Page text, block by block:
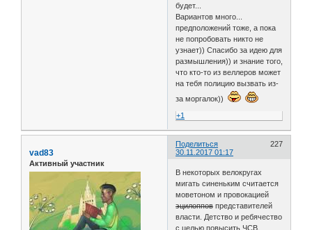
будет...
Вариантов много...
предположений тоже, а пока
не попробовать никто не
узнает)) Спасибо за идею для
размышления)) и знание того,
что кто-то из веллеров может
на тебя полицию вызвать из-
за моргалок))
+1
Поделиться
227
30.11.2017 01:17
vad83
Активный участник
В некоторых велокругах
мигать синеньким считается
моветоном и провокацией
эцилоппов представителей
власти. Детство и ребячество
с целью повысить ЧСВ.